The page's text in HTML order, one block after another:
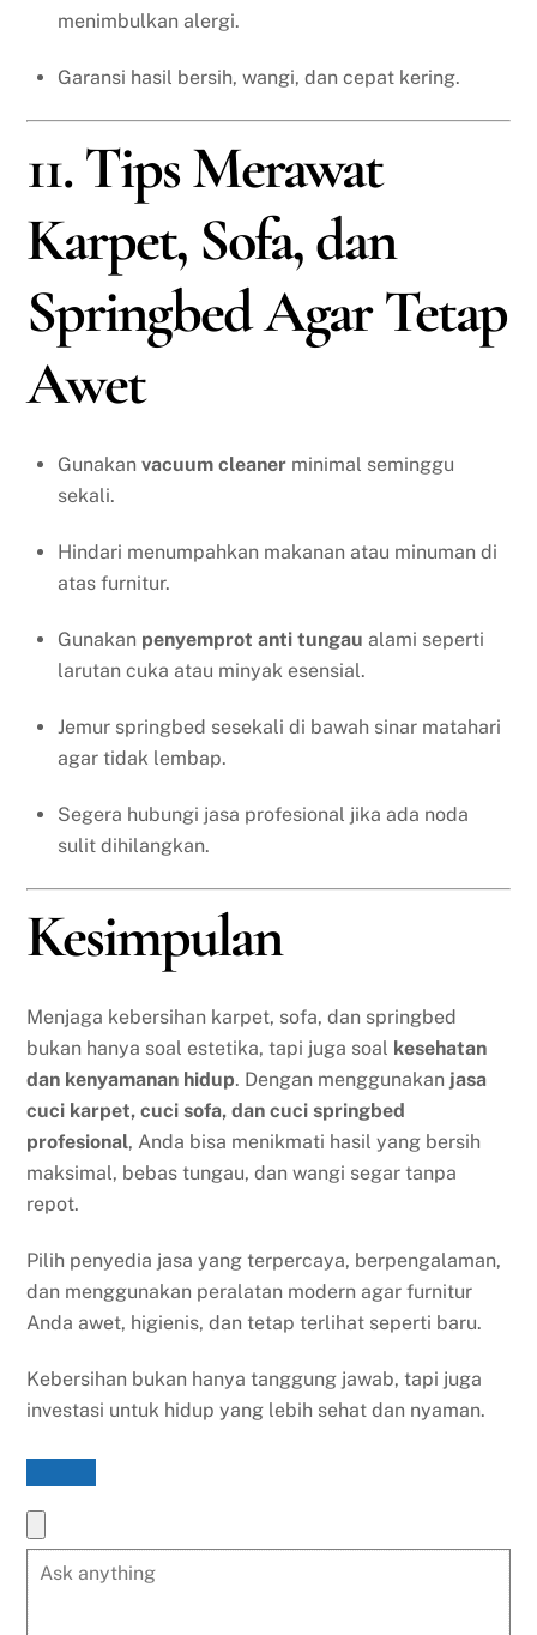
menimbulkan alergi.
Garansi hasil bersih, wangi, dan cepat kering.
11. Tips Merawat
Karpet, Sofa, dan
Springbed Agar Tetap
Awet
Gunakan vacuum cleaner minimal seminggu
sekali.
Hindari menumpahkan makanan atau minuman di
atas furnitur.
Gunakan penyemprot anti tungau alami seperti
larutan cuka atau minyak esensial.
Jemur springbed sesekali di bawah sinar matahari
agar tidak lembap.
Segera hubungi jasa profesional jika ada noda
sulit dihilangkan.
Kesimpulan
Menjaga kebersihan karpet, sofa, dan springbed
bukan hanya soal estetika, tapi juga soal kesehatan
dan kenyamanan hidup. Dengan menggunakan jasa
cuci karpet, cuci sofa, dan cuci springbed
profesional, Anda bisa menikmati hasil yang bersih
maksimal, bebas tungau, dan wangi segar tanpa
repot.
Pilih penyedia jasa yang terpercaya, berpengalaman,
dan menggunakan peralatan modern agar furnitur
Anda awet, higienis, dan tetap terlihat seperti baru.
Kebersihan bukan hanya tanggung jawab, tapi juga
investasi untuk hidup yang lebih sehat dan nyaman.